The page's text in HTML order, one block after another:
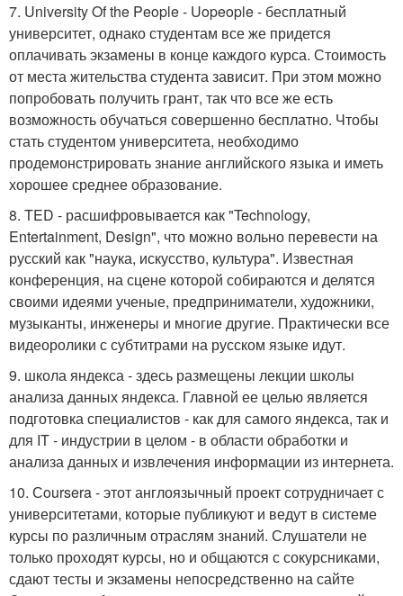
7. University Of the People - Uopeople - бесплатный
университет, однако студентам все же придется
оплачивать экзамены в конце каждого курса. Стоимость
от места жительства студента зависит. При этом можно
попробовать получить грант, так что все же есть
возможность обучаться совершенно бесплатно. Чтобы
стать студентом университета, необходимо
продемонстрировать знание английского языка и иметь
хорошее среднее образование.
8. TED - расшифровывается как "Technology,
Entertainment, Design", что можно вольно перевести на
русский как "наука, искусство, культура". Известная
конференция, на сцене которой собираются и делятся
своими идеями ученые, предприниматели, художники,
музыканты, инженеры и многие другие. Практически все
видеоролики с субтитрами на русском языке идут.
9. школа яндекса - здесь размещены лекции школы
анализа данных яндекса. Главной ее целью является
подготовка специалистов - как для самого яндекса, так и
для IT - индустрии в целом - в области обработки и
анализа данных и извлечения информации из интернета.
10. Сoursera - этот англоязычный проект сотрудничает с
университетами, которые публикуют и ведут в системе
курсы по различным отраслям знаний. Слушатели не
только проходят курсы, но и общаются с сокурсниками,
сдают тесты и экзамены непосредственно на сайте